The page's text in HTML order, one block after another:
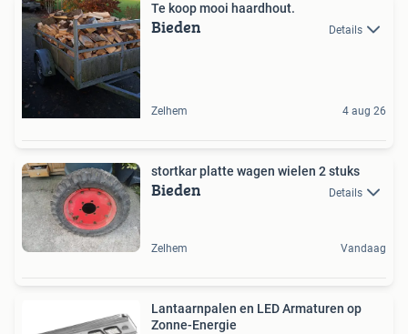
Te koop mooi haardhout.
Bieden Details
Zelhem 4 aug 26
stortkar platte wagen wielen 2 stuks
Bieden Details
Zelhem Vandaag
Lantaarnpalen en LED Armaturen op
Zonne-Energie